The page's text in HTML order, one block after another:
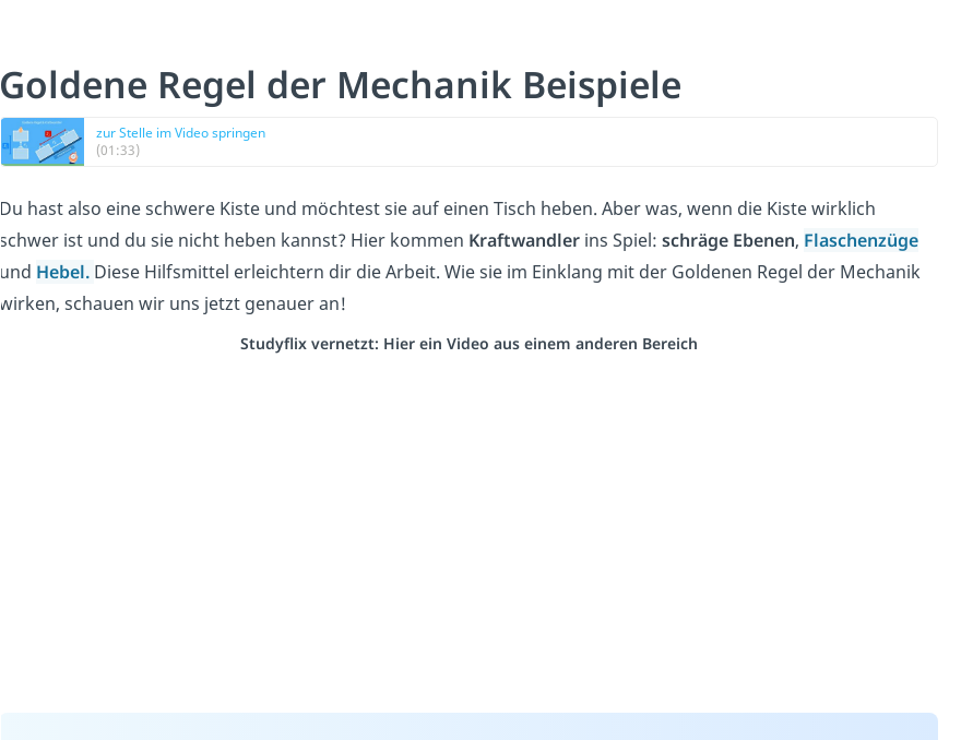
Goldene Regel der Mechanik Beispiele
zur Stelle im Video springen
(01:33)
Du hast also eine schwere Kiste und möchtest sie auf einen Tisch heben. Aber was, wenn die Kiste wirklich
schwer ist und du sie nicht heben kannst? Hier kommen Kraftwandler ins Spiel: schräge Ebenen, Flaschenzüge
und Hebel. Diese Hilfsmittel erleichtern dir die Arbeit. Wie sie im Einklang mit der Goldenen Regel der Mechanik
wirken, schauen wir uns jetzt genauer an!
Studyflix vernetzt: Hier ein Video aus einem anderen Bereich